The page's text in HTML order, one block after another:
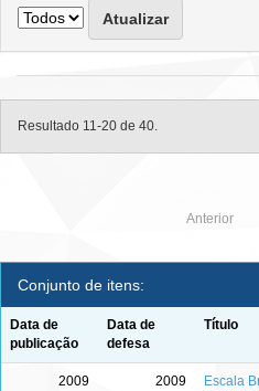
Resultado 11-20 de 40.
Anterior
Conjunto de itens:
Data de
publicação
Data de
defesa
Título
2009 2009
Escala